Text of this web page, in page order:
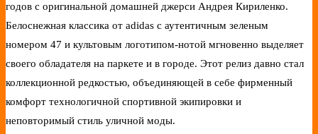
годов с оригинальной домашней джерси Андрея Кириленко.
Белоснежная классика от adidas с аутентичным зеленым
номером 47 и культовым логотипом-нотой мгновенно выделяет
своего обладателя на паркете и в городе. Этот релиз давно стал
коллекционной редкостью, объединяющей в себе фирменный
комфорт технологичной спортивной экипировки и
неповторимый стиль уличной моды.